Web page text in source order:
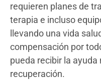
requieren planes de
terapia e incluso
llevando una vida
compensación por
pueda recibir la ayuda
recuperación.